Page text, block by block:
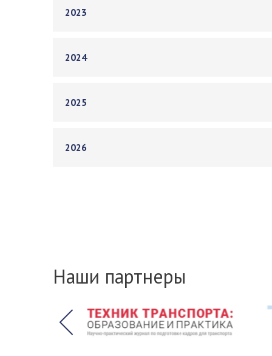
2023
2024
2025
2026
Наши партнеры